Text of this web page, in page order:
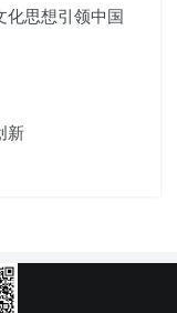
思想引领中国
新